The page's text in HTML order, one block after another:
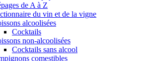
de A à Z
du vin et de la vigne
alcoolisées
Cocktails
non-alcoolisées
Cocktails sans alcool
comestibles